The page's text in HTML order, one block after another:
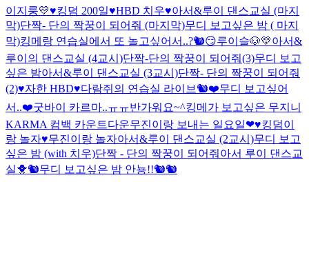
이지룽💛♥킹덤 200일♥HBD 치우♥아서&루이 댄스교실 (마지
막)단짝- 단의 짝꿍이 되어줘 (마지막)무디 보고싶은 밤 ( 마지
막)킹메랑 연습실에서 또 놀고싶어서..?🐿😏루이슬🐶💛아서&
루이의 댄스교실 (4교시)단짝-단의 짝꿍이 되어줘(3)무디 보고
싶은 밤아서&루이 댄스교실 (3교시)단짝- 단의 짝꿍이 되어줘
(2)♥자한 HBD♥다람쥐의 연습실 라이브🐿❤무디 보고싶어
서..❤굿바이 카르마..ㅠㅠ반가워요~^킹메가 보고싶은 무지니
KARMA 컴백 카운트다운무진이랑 보내는 일요일❤♥︎킹덤이
랑 놀자♥︎무진이랑 놀자아서&루이 댄스교실 (2교시)무디 보고
싶은 밤 (with 치우)단짝 - 단의 짝꿍이 되어줘 아서 루이 댄스교
실🐥🐿무디 보고싶은 밤 안뇽!!🐿🐿